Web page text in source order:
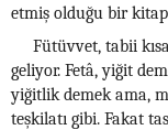
etmiş olduğu bir
Fütüvvet, tabii
geliyor. Fetâ, yiğit
yiğitlik demek ama,
teşkilatı gibi. Fakat